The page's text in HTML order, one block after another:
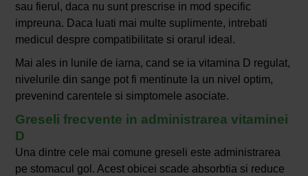
sau fierul, daca nu sunt prescrise in mod specific
impreuna. Daca luati mai multe suplimente, intrebati
medicul despre compatibilitate si orarul ideal.
Mai ales in lunile de iarna, cand se ia vitamina D regulat,
nivelurile din sange pot fi mentinute la un nivel optim,
prevenind carentele si simptomele asociate.
Greseli frecvente in administrarea vitaminei
D
Una dintre cele mai comune greseli este administrarea
pe stomacul gol. Acest obicei scade absorbtia si reduce